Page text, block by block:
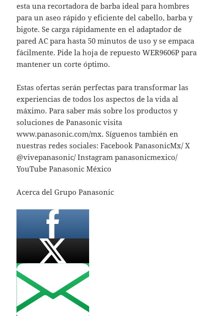
esta una recortadora de barba ideal para hombres
para un aseo rápido y eficiente del cabello, barba y
bigote. Se carga rápidamente en el adaptador de
pared AC para hasta 50 minutos de uso y se empaca
fácilmente. Pide la hoja de repuesto WER9606P para
mantener un corte óptimo.
Estas ofertas serán perfectas para transformar las
experiencias de todos los aspectos de la vida al
máximo. Para saber más sobre los productos y
soluciones de Panasonic visita
www.panasonic.com/mx. Síguenos también en
nuestras redes sociales: Facebook PanasonicMx/ X
@vivepanasonic/ Instagram panasonicmexico/
YouTube Panasonic México
Acerca del Grupo Panasonic